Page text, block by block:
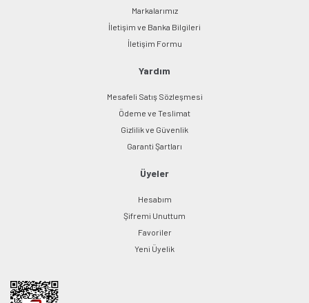
Gönder
Markalarımız
İletişim ve Banka Bilgileri
İletişim Formu
Yardım
Mesafeli Satış Sözleşmesi
Ödeme ve Teslimat
Gizlilik ve Güvenlik
Garanti Şartları
Üyeler
Hesabım
Şifremi Unuttum
Favoriler
Yeni Üyelik